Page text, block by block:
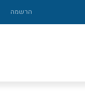
הרשמה